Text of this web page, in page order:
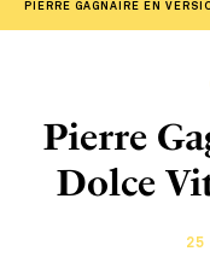
Pierre
Dolce
25